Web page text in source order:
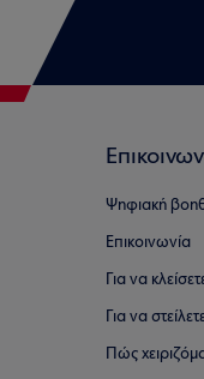
Ψηφιακή
Επικοινωνία
Για να
Για να
Πώς